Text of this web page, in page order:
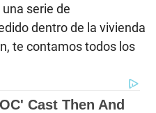
serie de
dentro de la vivienda
te contamos todos los